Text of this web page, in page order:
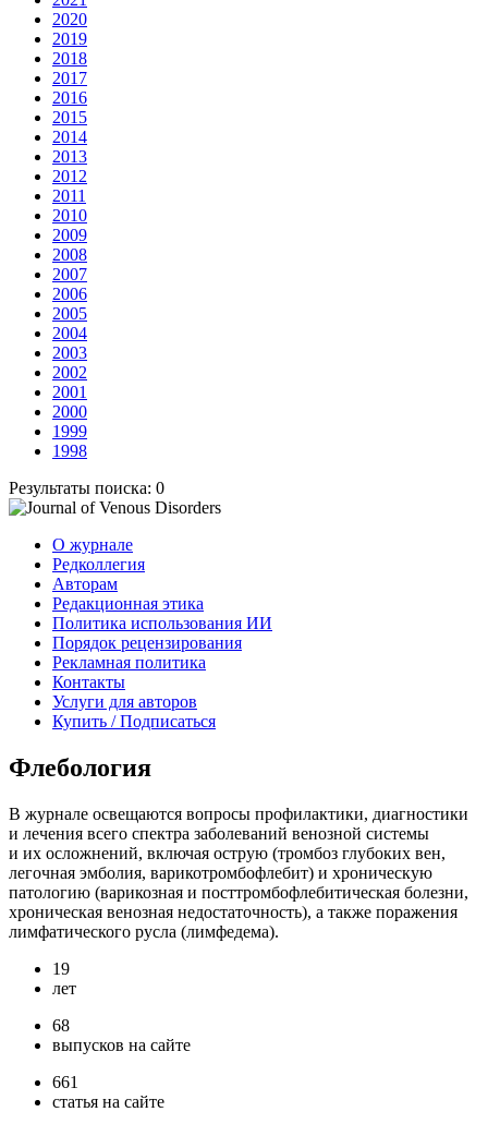
2020
2019
2018
2017
2016
2015
2014
2013
2012
2011
2010
2009
2008
2007
2006
2005
2004
2003
2002
2001
2000
1999
1998
Результаты поиска: 0
О журнале
Редколлегия
Авторам
Редакционная этика
Политика использования ИИ
Порядок рецензирования
Рекламная политика
Контакты
Услуги для авторов
Купить / Подписаться
Флебология
В журнале освещаются вопросы профилактики, диагностики
и лечения всего спектра заболеваний венозной системы
и их осложнений, включая острую (тромбоз глубоких вен,
легочная эмболия, варикотромбофлебит) и хроническую
патологию (варикозная и посттромбофлебитическая болезни,
хроническая венозная недостаточность), а также поражения
лимфатического русла (лимфедема).
19
лет
68
выпусков на сайте
661
статья на сайте